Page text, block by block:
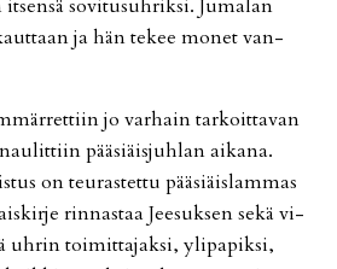
so­vi­tu­suh­rik­si. Ju­ma­lan
ja hän te­kee mo­net van­
jo var­hain tar­koit­ta­van
pää­si­äis­juh­lan ai­ka­na.
on teu­ras­tet­tu pää­si­äis­lam­mas
rin­nas­taa Jee­suk­sen sekä vi­
uh­rin toi­mit­ta­jak­si, yli­pa­pik­si,